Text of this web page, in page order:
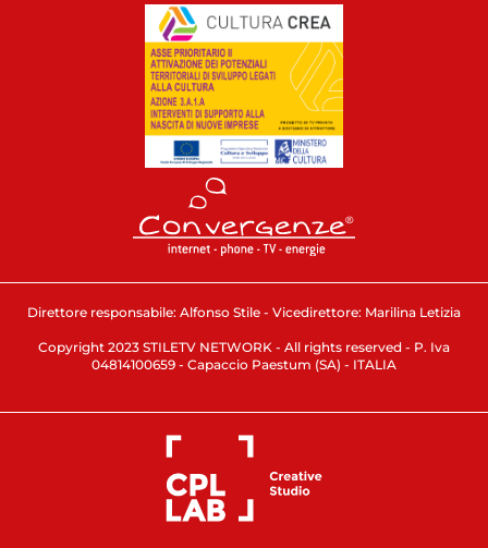
Direttore responsabile: Alfonso Stile - Vicedirettore: Marilina Letizia
Copyright 2023 STILETV NETWORK - All rights reserved - P. Iva
04814100659 - Capaccio Paestum (SA) - ITALIA